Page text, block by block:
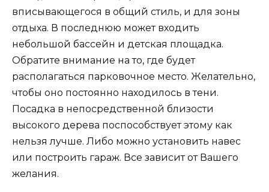
вписывающегося в общий стиль, и для зоны
отдыха. В последнюю может входить
небольшой бассейн и детская площадка.
Обратите внимание на то, где будет
располагаться парковочное место. Желательно,
чтобы оно постоянно находилось в тени.
Посадка в непосредственной близости
высокого дерева поспособствует этому как
нельзя лучше. Либо можно установить навес
или построить гараж. Все зависит от Вашего
желания.